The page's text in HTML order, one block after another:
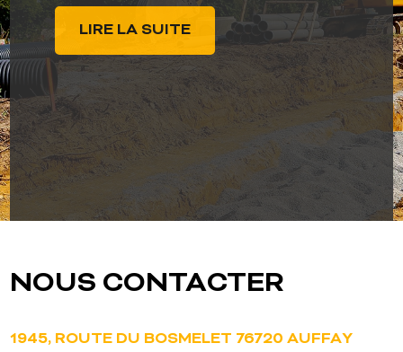
Entreprise TP située à Auffay à proximité
de Dieppe (76), la Follain TP By Duval se
met au service des particuliers, des
professionnels et des collectivités pour des
travaux d'assainissement, terrassement, [...]
LIRE LA SUITE
LIRE LA SUITE
NOUS CONTACTER
1945, ROUTE DU BOSMELET 76720 AUFFAY